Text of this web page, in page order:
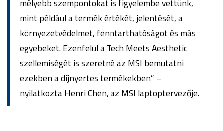
mélyebb szempontokat is figyelembe vettünk,
mint például a termék értékét, jelentését, a
környezetvédelmet, fenntarthatóságot és más
egyebeket. Ezenfelül a Tech Meets Aesthetic
szellemiségét is szeretné az MSI bemutatni
ezekben a díjnyertes termékekben” –
nyilatkozta Henri Chen, az MSI laptoptervezője.